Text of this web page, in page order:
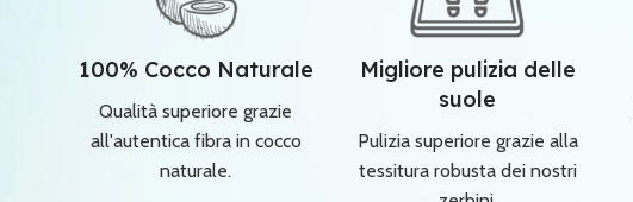
100% Cocco Naturale
Qualità superiore grazie
all'autentica fibra in cocco
naturale.
Migliore pulizia delle
suole
Pulizia superiore grazie alla
tessitura robusta dei nostri